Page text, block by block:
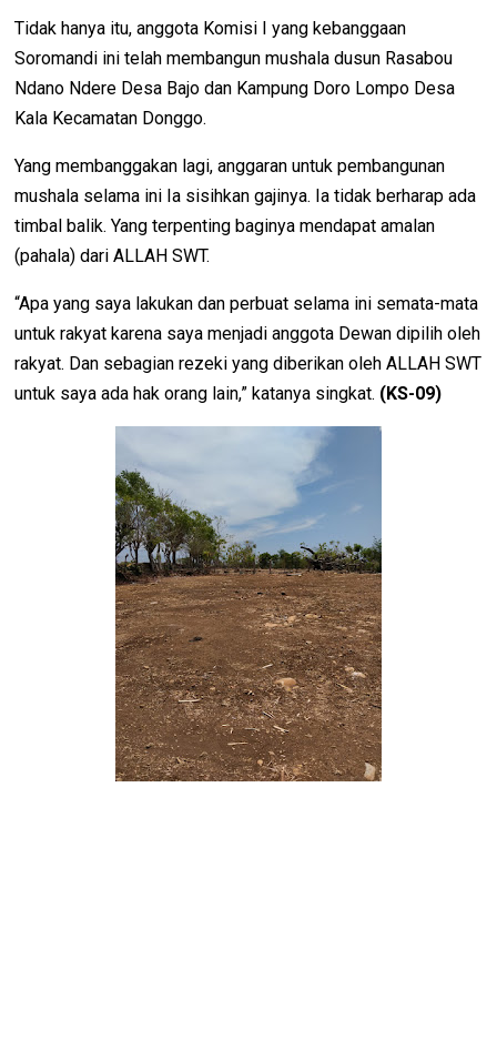
Tidak hanya itu, anggota Komisi I yang kebanggaan
Soromandi ini telah membangun mushala dusun Rasabou
Ndano Ndere Desa Bajo dan Kampung Doro Lompo Desa
Kala Kecamatan Donggo.
Yang membanggakan lagi, anggaran untuk pembangunan
mushala selama ini Ia sisihkan gajinya. Ia tidak berharap ada
timbal balik. Yang terpenting baginya mendapat amalan
(pahala) dari ALLAH SWT.
“Apa yang saya lakukan dan perbuat selama ini semata-mata
untuk rakyat karena saya menjadi anggota Dewan dipilih oleh
rakyat. Dan sebagian rezeki yang diberikan oleh ALLAH SWT
untuk saya ada hak orang lain,” katanya singkat. (KS-09)